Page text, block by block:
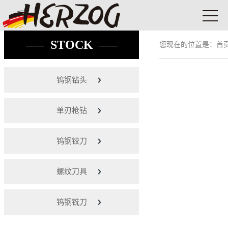
STOCK
钨钢钻头
单刃枪钻
钨钢铰刀
螺纹刀具
钨钢铣刀
您现在的位置是： 首